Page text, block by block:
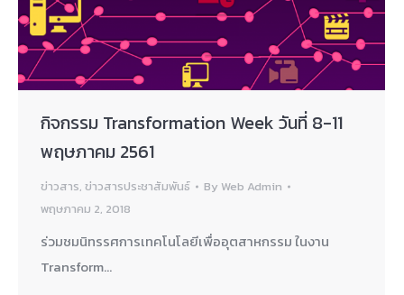
กิจกรรม Transformation Week วันที่ 8-11
พฤษภาคม 2561
ข่าวสาร, ข่าวสารประชาสัมพันธ์ By Web Admin
พฤษภาคม 2, 2018
ร่วมชมนิทรรศการเทคโนโลยีเพื่ออุตสาหกรรม ในงาน
Transform…